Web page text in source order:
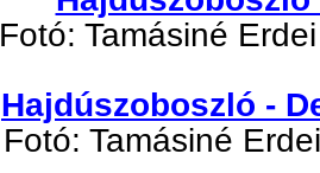
Fotó: Tamásiné
Hajdúszoboszló -
Fotó: Tamásiné